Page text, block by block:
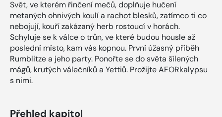
Svět, ve kterém řinčení mečů, doplňuje hučení
metaných ohnivých koulí a rachot blesků, zatímco ti co
nebojují, kouří zakázaný herb rostoucí v horách.
Schyluje se k válce o trůn, ve které budou housle až
poslední místo, kam vás kopnou. První úžasný příběh
Rumblitze a jeho party. Ponořte se do světa šílených
mágů, krutých válečníků a Yettiů. Prožijte AFORkalypsu
s nimi.
Přehled kapitol